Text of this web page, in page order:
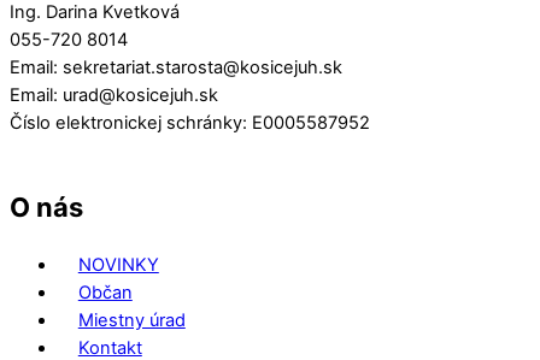
Ing. Darina Kvetková
055-720 8014
Email: sekretariat.starosta@kosicejuh.sk
Email: urad@kosicejuh.sk
Číslo elektronickej schránky: E0005587952
O nás
NOVINKY
Občan
Miestny úrad
Kontakt